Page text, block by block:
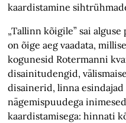
kaardistamine
„Tallinn kõigile” sai
on õige aeg vaadata,
kogunesid Rotermanni
disainitudengid,
disainerid, linna
nägemispuudega
kaardistamisega: hinnati